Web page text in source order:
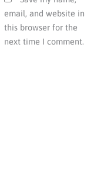
email, and website in
this browser for the
next time I comment.